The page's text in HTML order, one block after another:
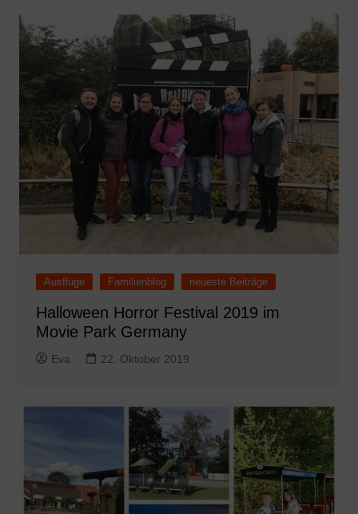
Ausflüge Familienblog neueste Beiträge
Halloween Horror Festival 2019 im
Movie Park Germany
Eva 22. Oktober 2019